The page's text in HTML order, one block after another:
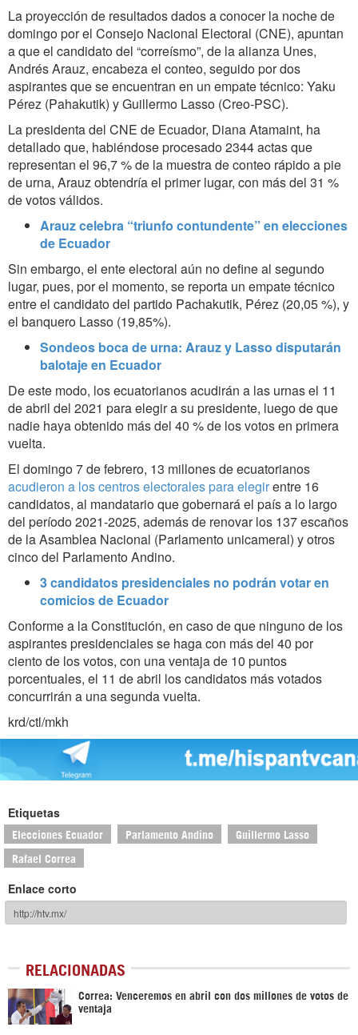
La proyección de resultados dados a conocer la noche de
domingo por el Consejo Nacional Electoral (CNE), apuntan
a que el candidato del “correísmo”, de la alianza Unes,
Andrés Arauz, encabeza el conteo, seguido por dos
aspirantes que se encuentran en un empate técnico: Yaku
Pérez (Pahakutik) y Guillermo Lasso (Creo-PSC).
La presidenta del CNE de Ecuador, Diana Atamaint, ha
detallado que, habiéndose procesado 2344 actas que
representan el 96,7 % de la muestra de conteo rápido a pie
de urna, Arauz obtendría el primer lugar, con más del 31 %
de votos válidos.
Arauz celebra “triunfo contundente” en elecciones
de Ecuador
Sin embargo, el ente electoral aún no define al segundo
lugar, pues, por el momento, se reporta un empate técnico
entre el candidato del partido Pachakutik, Pérez (20,05 %), y
el banquero Lasso (19,85%).
Sondeos boca de urna: Arauz y Lasso disputarán
balotaje en Ecuador
De este modo, los ecuatorianos acudirán a las urnas el 11
de abril del 2021 para elegir a su presidente, luego de que
nadie haya obtenido más del 40 % de los votos en primera
vuelta.
El domingo 7 de febrero, 13 millones de ecuatorianos
acudieron a los centros electorales para elegirentre 16
candidatos, al mandatario que gobernará el país a lo largo
del período 2021-2025, además de renovar los 137 escaños
de la Asamblea Nacional (Parlamento unicameral) y otros
cinco del Parlamento Andino.
3 candidatos presidenciales no podrán votar en
comicios de Ecuador
Conforme a la Constitución, en caso de que ninguno de los
aspirantes presidenciales se haga con más del 40 por
ciento de los votos, con una ventaja de 10 puntos
porcentuales, el 11 de abril los candidatos más votados
concurrirán a una segunda vuelta.
krd/ctl/mkh
Etiquetas
Elecciones Ecuador Parlamento Andino Guillermo Lasso
Rafael Correa
Enlace corto
RELACIONADAS
Correa: Venceremos en abril con dos millones de votos de
ventaja